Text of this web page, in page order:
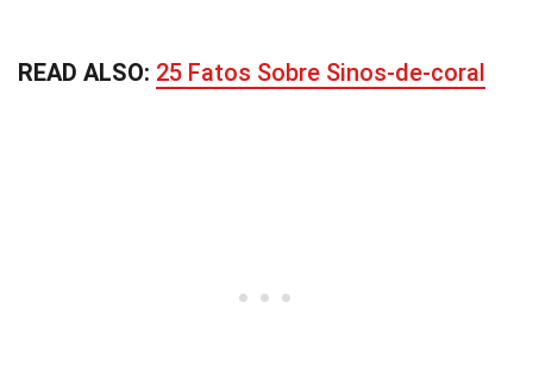
READ ALSO: 25 Fatos Sobre Sinos-de-coral